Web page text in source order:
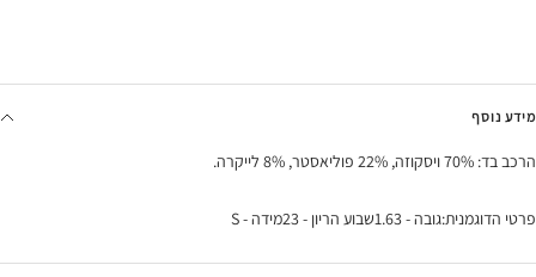
מידע נוסף
הרכב בד: 70% ויסקוזה, 22% פוליאסטר, 8% לייקרה.
פרטי הדוגמנית:גובה - 1.63שבוע הריון - 23מידה - S